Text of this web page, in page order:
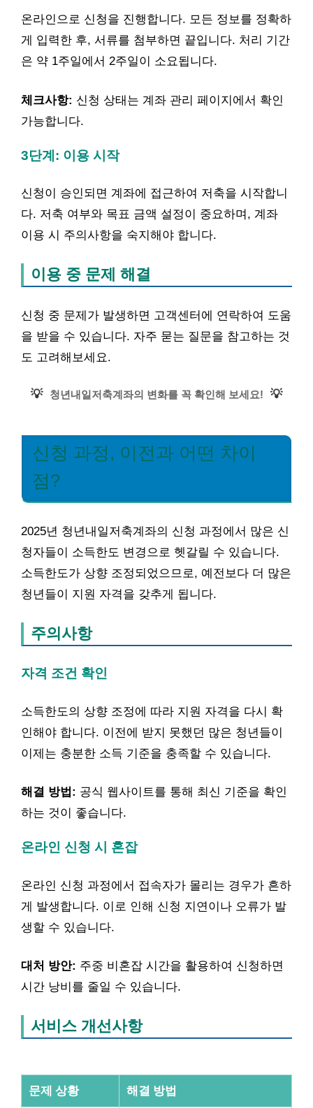
온라인으로 신청을 진행합니다. 모든 정보를 정확하
게 입력한 후, 서류를 첨부하면 끝입니다. 처리 기간
은 약 1주일에서 2주일이 소요됩니다.
체크사항: 신청 상태는 계좌 관리 페이지에서 확인
가능합니다.
3단계: 이용 시작
신청이 승인되면 계좌에 접근하여 저축을 시작합니
다. 저축 여부와 목표 금액 설정이 중요하며, 계좌
이용 시 주의사항을 숙지해야 합니다.
이용 중 문제 해결
신청 중 문제가 발생하면 고객센터에 연락하여 도움
을 받을 수 있습니다. 자주 묻는 질문을 참고하는 것
도 고려해보세요.
💡 청년내일저축계좌의 변화를 꼭 확인해 보세요! 💡
신청 과정, 이전과 어떤 차이
점?
2025년 청년내일저축계좌의 신청 과정에서 많은 신
청자들이 소득한도 변경으로 헷갈릴 수 있습니다.
소득한도가 상향 조정되었으므로, 예전보다 더 많은
청년들이 지원 자격을 갖추게 됩니다.
주의사항
자격 조건 확인
소득한도의 상향 조정에 따라 지원 자격을 다시 확
인해야 합니다. 이전에 받지 못했던 많은 청년들이
이제는 충분한 소득 기준을 충족할 수 있습니다.
해결 방법: 공식 웹사이트를 통해 최신 기준을 확인
하는 것이 좋습니다.
온라인 신청 시 혼잡
온라인 신청 과정에서 접속자가 몰리는 경우가 흔하
게 발생합니다. 이로 인해 신청 지연이나 오류가 발
생할 수 있습니다.
대처 방안: 주중 비혼잡 시간을 활용하여 신청하면
시간 낭비를 줄일 수 있습니다.
서비스 개선사항
문제 상황 해결 방법